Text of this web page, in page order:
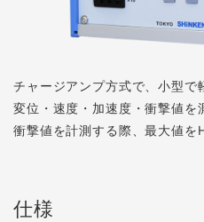
チャージアンプ方式で、小型で
変位・速度・加速度・衝撃値を
衝撃値を計測する際、最大値を
仕様